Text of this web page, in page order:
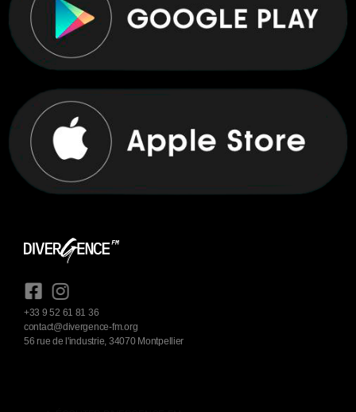
+33 9 52 61 81 36
contact@divergence-fm.org
56 rue de l'industrie, 34070 Montpellier